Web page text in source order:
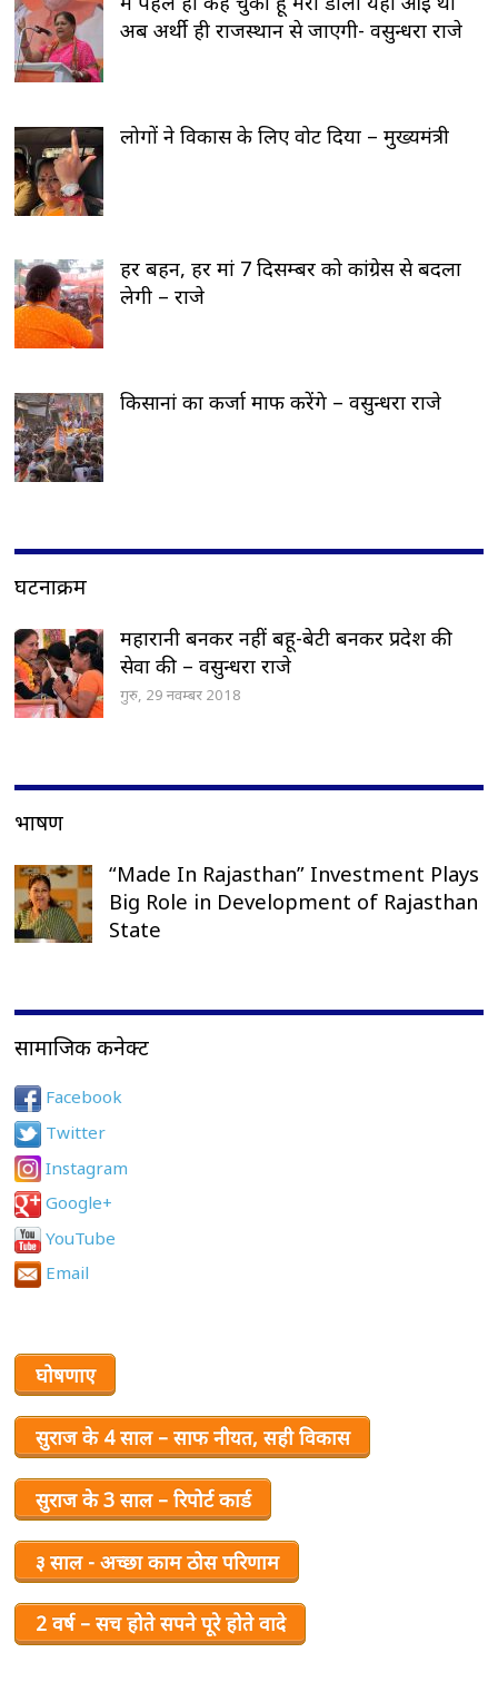
अब अर्थी ही राजस्थान से जाएगी- वसुन्धरा राजे
लोगों ने विकास के लिए वोट दिया – मुख्यमंत्री
हर बहन, हर मां 7 दिसम्बर को कांग्रेस से बदला
लेगी – राजे
किसानां का कर्जा माफ करेंगे – वसुन्धरा राजे
घटनाक्रम
महारानी बनकर नहीं बहू-बेटी बनकर प्रदेश की
सेवा की – वसुन्धरा राजे
गुरु, 29 नवम्बर 2018
भाषण
“Made In Rajasthan” Investment Plays
Big Role in Development of Rajasthan
State
सामाजिक कनेक्ट
Facebook
Twitter
Instagram
Google+
YouTube
Email
घोषणाए
सुराज के 4 साल – साफ नीयत, सही विकास
सुराज के 3 साल – रिपोर्ट कार्ड
३ साल - अच्छा काम ठोस परिणाम
2 वर्ष – सच होते सपने पूरे होते वादे